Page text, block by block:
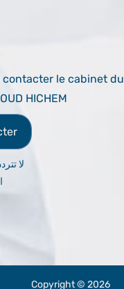
contacter le cabinet du
HICHEM
لا
Copyright © 2026